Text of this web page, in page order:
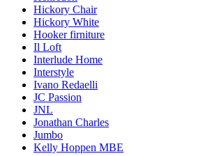
Hickory Chair
Hickory White
Hooker firniture
Il Loft
Interlude Home
Interstyle
Ivano Redaelli
JC Passion
JNL
Jonathan Charles
Jumbo
Kelly Hoppen MBE